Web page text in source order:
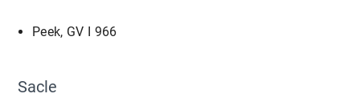
Peek, GV I 966
Sacle